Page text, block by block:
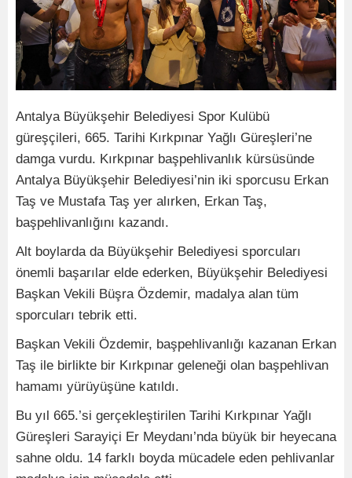
Antalya Büyükşehir Belediyesi Spor Kulübü
güreşçileri, 665. Tarihi Kırkpınar Yağlı Güreşleri’ne
damga vurdu. Kırkpınar başpehlivanlık kürsüsünde
Antalya Büyükşehir Belediyesi’nin iki sporcusu Erkan
Taş ve Mustafa Taş yer alırken, Erkan Taş,
başpehlivanlığını kazandı.
Alt boylarda da Büyükşehir Belediyesi sporcuları
önemli başarılar elde ederken, Büyükşehir Belediyesi
Başkan Vekili Büşra Özdemir, madalya alan tüm
sporcuları tebrik etti.
Başkan Vekili Özdemir, başpehlivanlığı kazanan Erkan
Taş ile birlikte bir Kırkpınar geleneği olan başpehlivan
hamamı yürüyüşüne katıldı.
Bu yıl 665.’si gerçekleştirilen Tarihi Kırkpınar Yağlı
Güreşleri Sarayiçi Er Meydanı’nda büyük bir heyecana
sahne oldu. 14 farklı boyda mücadele eden pehlivanlar